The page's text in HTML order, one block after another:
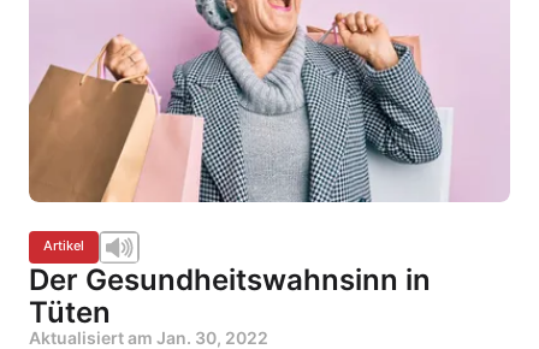
Artikel
Der Gesundheitswahnsinn in
Tüten
Aktualisiert am Jan. 30, 2022